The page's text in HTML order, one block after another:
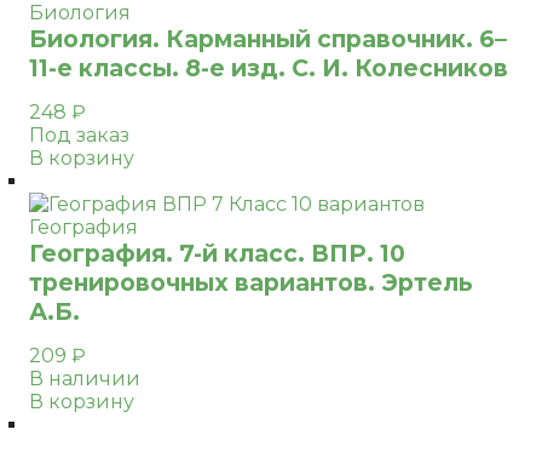
Биология
Биология. Карманный справочник. 6–
11-е классы. 8-е изд. С. И. Колесников
248 ₽
Под заказ
В корзину
География
География. 7-й класс. ВПР. 10
тренировочных вариантов. Эртель
А.Б.
209 ₽
В наличии
В корзину